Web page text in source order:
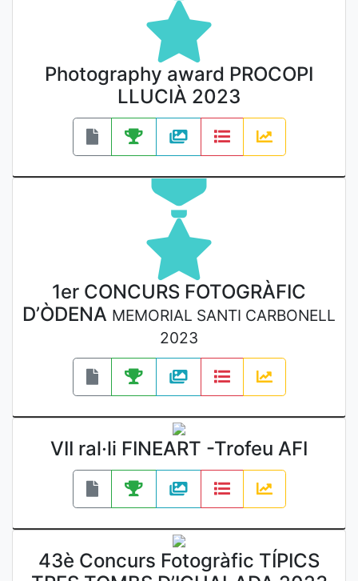
Photography award PROCOPI
LLUCIÀ 2023
1er CONCURS FOTOGRÀFIC
D’ÒDENA MEMORIAL SANTI CARBONELL
2023
VII ral·li FINEART -Trofeu AFI
43è Concurs Fotogràfic TÍPICS